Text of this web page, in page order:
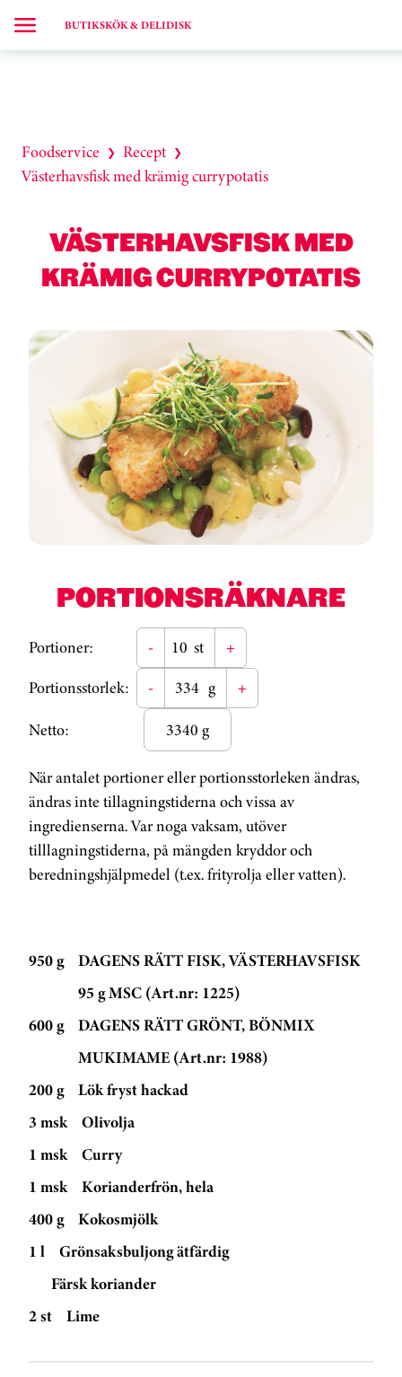
BUTIKSKÖK & DELIDISK
Foodservice ❯ Recept ❯
Västerhavsfisk med krämig currypotatis
VÄSTERHAVSFISK MED
KRÄMIG CURRYPOTATIS
PORTIONSRÄKNARE
Portioner: - st
+
Portionsstorlek:
- g
+
Netto:
3340 g
När antalet portioner eller portionsstorleken ändras,
ändras inte tillagningstiderna och vissa av
ingredienserna. Var noga vaksam, utöver
tilllagningstiderna, på mängden kryddor och
beredningshjälpmedel (t.ex. frityrolja eller vatten).
950 g
DAGENS RÄTT FISK, VÄSTERHAVSFISK
95 g MSC (Art.nr: 1225)
600 g
DAGENS RÄTT GRÖNT, BÖNMIX
MUKIMAME (Art.nr: 1988)
200 g
Lök fryst hackad
3 msk
Olivolja
1 msk
Curry
1 msk
Korianderfrön, hela
400 g
Kokosmjölk
1 l
Grönsaksbuljong ätfärdig
Färsk koriander
2 st
Lime